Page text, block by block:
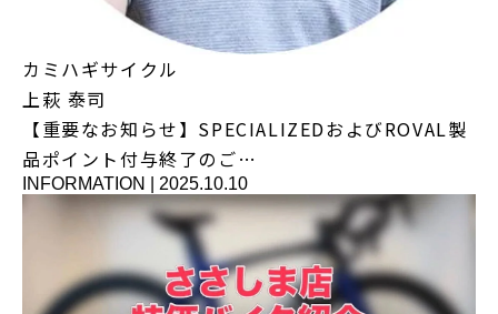
カミハギサイクル
上萩 泰司
【重要なお知らせ】SPECIALIZEDおよびROVAL製
品ポイント付与終了のご…
INFORMATION 2025.10.10